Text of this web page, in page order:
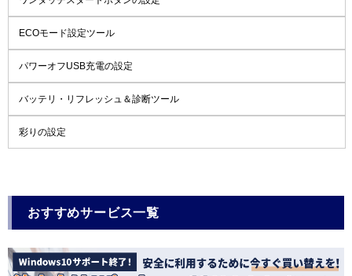
ECOモード設定ツール
パワーオフUSB充電の設定
バッテリ・リフレッシュ＆診断ツール
彩りの設定
おすすめサービス一覧